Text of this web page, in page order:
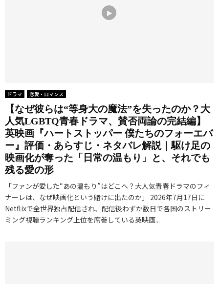
ドラマ 恋愛・ロマンス
【なぜ彼らは“等身大の魔法”を失ったのか？大
人気LGBTQ青春ドラマ、賛否両論の完結編】
英映画『ハートストッパー 僕たちのフォーエバ
ー』評価・あらすじ・ネタバレ解説｜駆け足の
映画化が奪った「日常の温もり」と、それでも
残る愛の形
「ファンが愛した“あの温もり”はどこへ？大人気青春ドラマのフィ
ナーレは、なぜ映画化という賭けに出たのか」 2026年7月17日に
Netflixで全世界独占配信され、配信後わずか数日で各国のストリー
ミング視聴ランキング上位を席巻している英映画...